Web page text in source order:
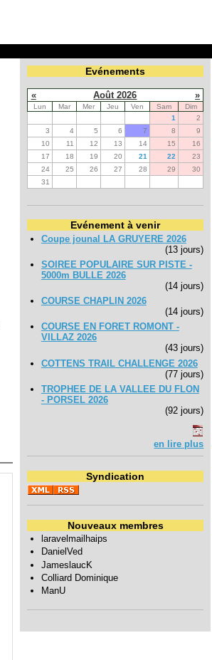
Evénements
« Août 2026 »
Lun Mar Mer Jeu Ven Sam
Dim
1
2
3
4 5 6 7 8
9
10
11 12 13 14 15
16
17
18 19 20 21 22
23
24
25 26 27 28 29
30
31
Evénement à venir
Coupe jounal LA GRUYERE 2026
(13 jours)
SOIREE POPULAIRE SUR PISTE -
5000m BULLE 2026
(14 jours)
COURSE CHAPLIN 2026
(14 jours)
COURSE EN FORET ROMONT -
VILLAZ 2026
(43 jours)
COTTENS TRAIL CHALLENGE 2026
(77 jours)
TROPHEE DE LA VALLEE DU FLON
- PORSEL 2026
(92 jours)
en lire plus
Syndication
Nouveaux membres
laravelmailhaips
DanielVed
JameslaucK
Colliard Dominique
ManU